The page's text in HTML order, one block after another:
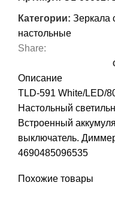
Категории: Зеркала
настольные
Share:
Описание
TLD-591 White/LED/
Настольный
Встроенный
выключатель.
4690485096535
Похожие товары